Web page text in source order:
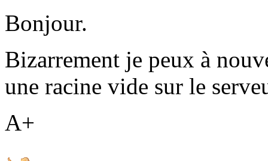
Bonjour.
Bizarrement je peux à
une racine vide sur le
A+